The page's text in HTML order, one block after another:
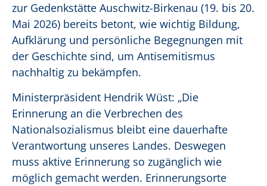
zur Gedenkstätte Auschwitz-Birkenau (19. bis 20.
Mai 2026) bereits betont, wie wichtig Bildung,
Aufklärung und persönliche Begegnungen mit
der Geschichte sind, um Antisemitismus
nachhaltig zu bekämpfen.
Ministerpräsident Hendrik Wüst: „Die
Erinnerung an die Verbrechen des
Nationalsozialismus bleibt eine dauerhafte
Verantwortung unseres Landes. Deswegen
muss aktive Erinnerung so zugänglich wie
möglich gemacht werden. Erinnerungsorte